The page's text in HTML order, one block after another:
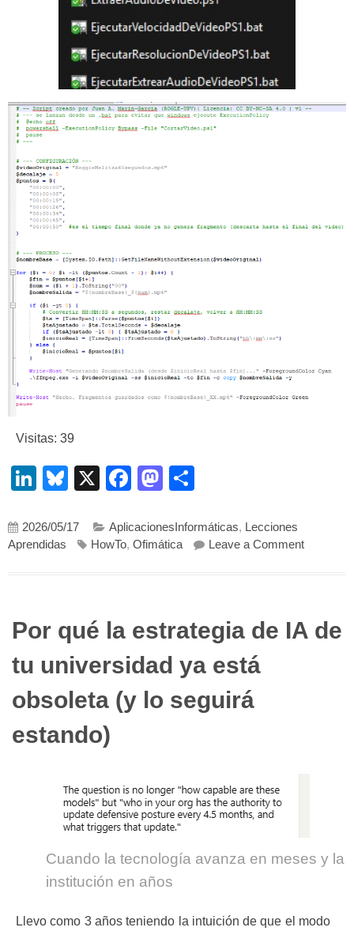
Visitas: 39
LinkedIn
Bluesky
X Facebook
Mastodon
2026/05/17 AplicacionesInformáticas, Lecciones
Aprendidas
HowTo, Ofimática Leave a Commenton
Por qué la estrategia de IA de
tu universidad ya está
obsoleta (y lo seguirá
estando)
Cuando la tecnología avanza en meses y la
institución en años
Llevo como 3 años teniendo la intuición de que el modo